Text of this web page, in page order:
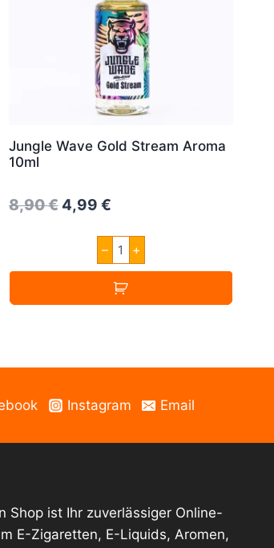
Jungle Wave Gold Stream Aroma
10ml
8,90€ Original
8,90 €.
4,99 €Current
is:
4,99 €.
–
Jungle
Wave
Gold
Stream
Aroma
10ml
+
Instagram Email
Shop ist Ihr zuverlässiger Online-
E-Zigaretten, E-Liquids, Aromen,